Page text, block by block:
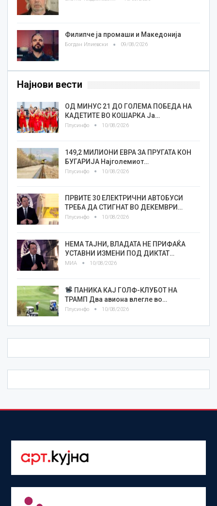
Филипче ја промаши и Македонија
Богдан Илиевски 09/08/2026
Најнови вести
ОД МИНУС 21 ДО ГОЛЕМА ПОБЕДА НА
КАДЕТИТЕ ВО КОШАРКА Ја…
Плусинфо 10/08/2026
149,2 МИЛИОНИ ЕВРА ЗА ПРУГАТА КОН
БУГАРИЈА Најголемиот…
Плусинфо 10/08/2026
ПРВИТЕ 30 ЕЛЕКТРИЧНИ АВТОБУСИ
ТРЕБА ДА СТИГНАТ ВО ДЕКЕМВРИ…
Плусинфо 10/08/2026
НЕМА ТАЈНИ, ВЛАДАТА НЕ ПРИФАЌА
УСТАВНИ ИЗМЕНИ ПОД ДИКТАТ…
МИА 10/08/2026
ПАНИКА КАЈ ГОЛФ-КЛУБОТ НА
ТРАМП Два авиона влегле во…
Плусинфо 10/08/2026